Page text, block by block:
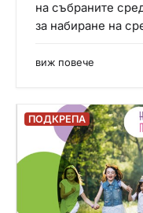
на събраните
за набиране на
виж повече
ПОДКРЕПА